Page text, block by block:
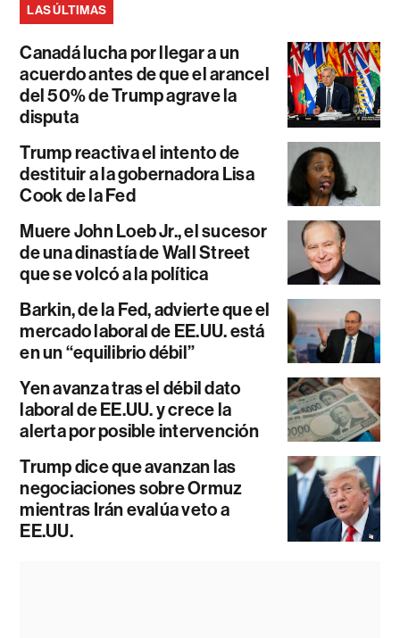
LAS ÚLTIMAS
Canadá lucha por llegar a un
acuerdo antes de que el arancel
del 50% de Trump agrave la
disputa
Trump reactiva el intento de
destituir a la gobernadora Lisa
Cook de la Fed
Muere John Loeb Jr., el sucesor
de una dinastía de Wall Street
que se volcó a la política
Barkin, de la Fed, advierte que el
mercado laboral de EE.UU. está
en un “equilibrio débil”
Yen avanza tras el débil dato
laboral de EE.UU. y crece la
alerta por posible intervención
Trump dice que avanzan las
negociaciones sobre Ormuz
mientras Irán evalúa veto a
EE.UU.